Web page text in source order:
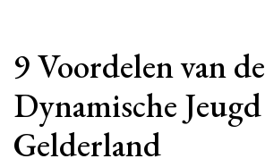
9 Voordelen van de
Dynamische
Gelderland